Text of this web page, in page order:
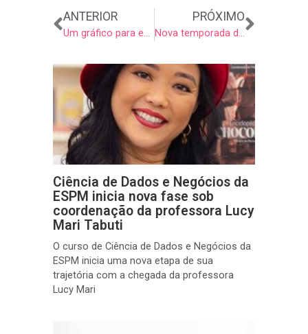
Anterior
ANTERIOR
Um gráfico para entender a evolução da área de games
PRÓXIMO
Nova temporada de Black Mirror chega em 15/6
Ciência de Dados e Negócios da
ESPM inicia nova fase sob
coordenação da professora Lucy
Mari Tabuti
O curso de Ciência de Dados e Negócios da
ESPM inicia uma nova etapa de sua
trajetória com a chegada da professora
Lucy Mari